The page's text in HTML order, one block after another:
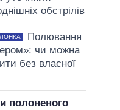
обстрілів
Полювання
чи можна
без власної
полоненого